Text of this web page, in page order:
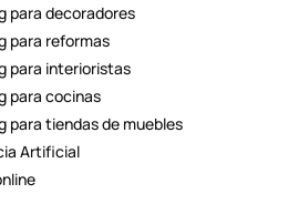
para decoradores
para reformas
para interioristas
para cocinas
para tiendas de muebles
Artificial